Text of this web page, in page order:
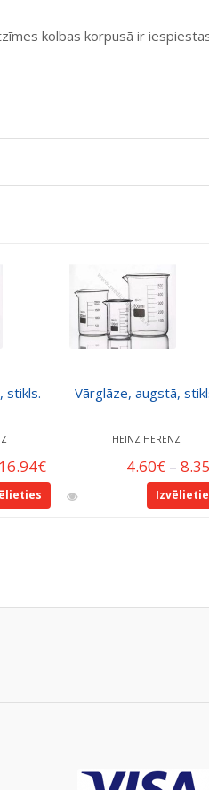
kolbas korpusā ir
stikls.
16.94€
Vārglāze, augstā,
HEINZ HERENZ
4.60€– 8.35